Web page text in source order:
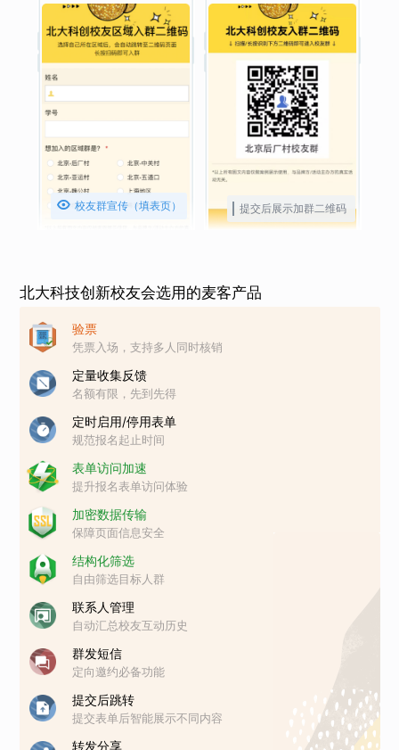
 校友群宣传（填表页） 提交后展示加群二维码
北大科技创新校友会选用的麦客产品
验票
凭票入场，支持多人同时核销
定量收集反馈
名额有限，先到先得
定时启用/停用表单
规范报名起止时间
表单访问加速
提升报名表单访问体验
加密数据传输
保障页面信息安全
结构化筛选
自由筛选目标人群
联系人管理
自动汇总校友互动历史
群发短信
定向邀约必备功能
提交后跳转
提交表单后智能展示不同内容
转发分享